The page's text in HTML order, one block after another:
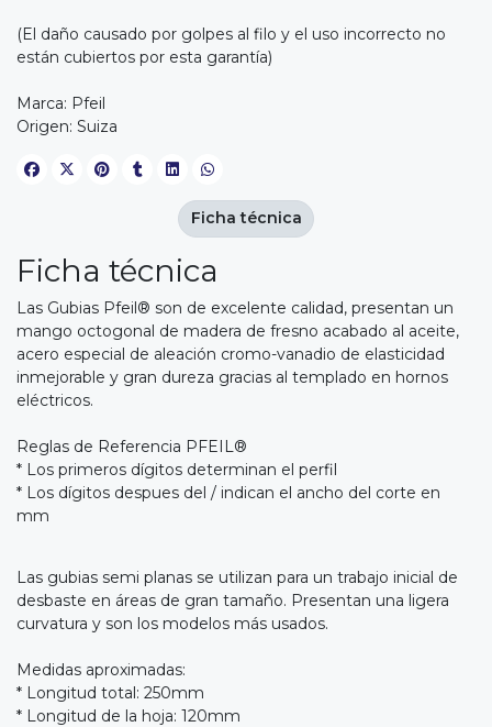
(El daño causado por golpes al filo y el uso incorrecto no
están cubiertos por esta garantía)
Marca: Pfeil
Origen: Suiza
Ficha técnica
Las Gubias Pfeil® son de excelente calidad, presentan un
mango octogonal de madera de fresno acabado al aceite,
acero especial de aleación cromo-vanadio de elasticidad
inmejorable y gran dureza gracias al templado en hornos
eléctricos.
Reglas de Referencia PFEIL®
* Los primeros dígitos determinan el perfil
* Los dígitos despues del / indican el ancho del corte en
mm
Las gubias semi planas se utilizan para un trabajo inicial de
desbaste en áreas de gran tamaño. Presentan una ligera
curvatura y son los modelos más usados.
Medidas aproximadas:
* Longitud total: 250mm
* Longitud de la hoja: 120mm
Ficha técnica